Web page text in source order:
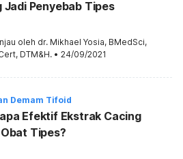
Jadi Penyebab Tipes
oleh dr. Mikhael Yosia, BMedSci,
DTM&H. • 24/09/2021
Demam Tifoid
Efektif Ekstrak Cacing
Tipes?